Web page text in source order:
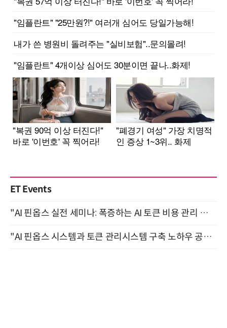
ET Events
"AI 핀옵스 실전 세미나: 폭증하는 AI 토큰 비용 관리 전략" 8월 21일 개최
"AI 핀옵스 시스템과 토큰 관리시스템 구축 노하우 공개" 잠실 한국광고문화회관 2층 대회의실 (8/21)